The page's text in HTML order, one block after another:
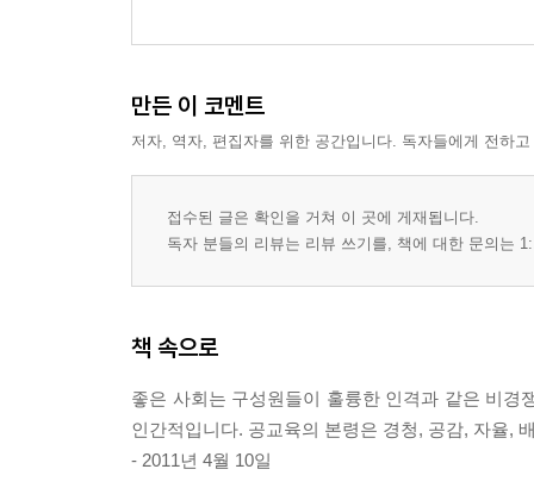
만든 이 코멘트
저자, 역자, 편집자를 위한 공간입니다. 독자들에게 전하
접수된 글은 확인을 거쳐 이 곳에 게재됩니다.
독자 분들의 리뷰는 리뷰 쓰기를, 책에 대한 문의는
책 속으로
좋은 사회는 구성원들이 훌륭한 인격과 같은 비
인간적입니다. 공교육의 본령은 경청, 공감, 자율,
- 2011년 4월 10일